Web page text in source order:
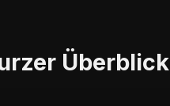
Überblick